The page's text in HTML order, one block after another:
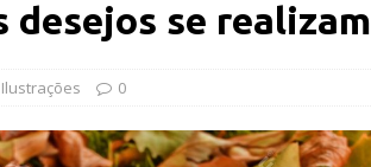
desejos se realizam
Ilustrações 0